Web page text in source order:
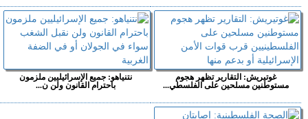
غوتيريش: التقارير تظهر هجوم
مستوطنين مسلحين على الفلسطي...
نتنياهو: جميع الإسرائيليين ملزمون
باحترام القانون ولن ن...